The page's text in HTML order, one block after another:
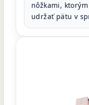
nôžkami,
udržať pätu v